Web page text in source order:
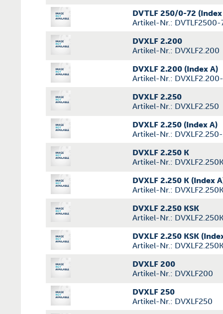
DVTLF 250/0-72 (Index
Artikel-Nr.: DVTLF2500-
DVXLF 2.200
Artikel-Nr.: DVXLF2.200
DVXLF 2.200 (Index A)
Artikel-Nr.:
DVXLF 2.250
Artikel-Nr.: DVXLF2.250
DVXLF 2.250 (Index A)
Artikel-Nr.:
DVXLF 2.250 K
Artikel-Nr.:
DVXLF 2.250 K (Index
Artikel-Nr.:
DVXLF 2.250 KSK
Artikel-Nr.:
DVXLF 2.250 KSK
Artikel-Nr.:
DVXLF 200
Artikel-Nr.: DVXLF200
DVXLF 250
Artikel-Nr.: DVXLF250